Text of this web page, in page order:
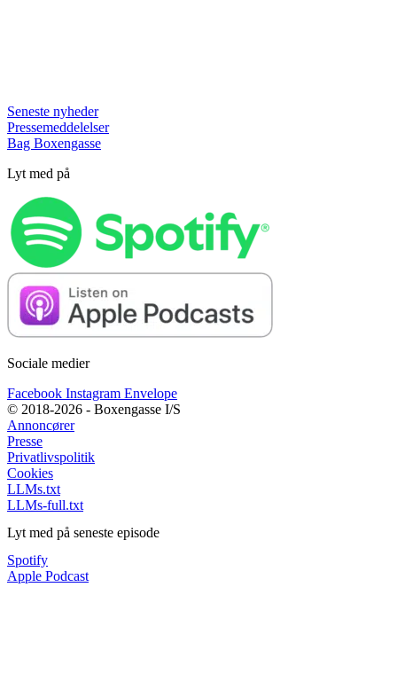
Seneste nyheder
Pressemeddelelser
Bag Boxengasse
Lyt med på
Sociale medier
Facebook Instagram Envelope
© 2018-2026 - Boxengasse I/S
Annoncører
Presse
Privatlivspolitik
Cookies
LLMs.txt
LLMs-full.txt
Lyt med på seneste episode
Spotify
Apple Podcast